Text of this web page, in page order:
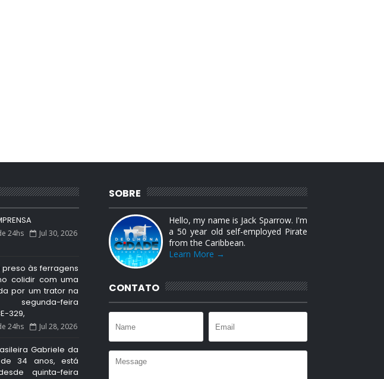
24hs Jul 30, 2026
preso às ferragens
colidir com uma
por um trator na
feira
329,
24hs Jul 28, 2026
Gabriele da
34 anos, está
quinta-feira
SOBRE
Hello, my name is Jack Sparrow. I'm
a 50 year old self-employed Pirate
from the Caribbean.
Learn More →
CONTATO